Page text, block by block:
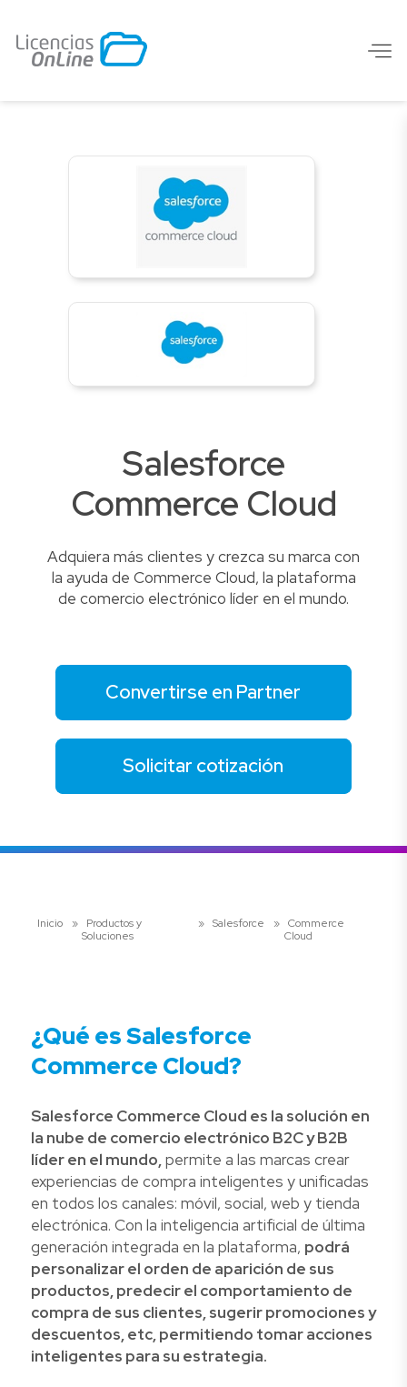
Salesforce
Commerce Cloud
Adquiera más clientes y crezca su marca con
la ayuda de Commerce Cloud, la plataforma
de comercio electrónico líder en el mundo.
Convertirse en Partner
Solicitar cotización
Inicio »
Productos y
Soluciones
» Salesforce » Commerce
Cloud
¿Qué es Salesforce
Commerce Cloud?
Salesforce Commerce Cloud es la solución en
la nube de comercio electrónico B2C y B2B
líder en el mundo,permite a las marcas crear
experiencias de compra inteligentes y unificadas
en todos los canales: móvil, social, web y tienda
electrónica. Con la inteligencia artificial de última
generación integrada en la plataforma, podrá
personalizar el orden de aparición de sus
productos, predecir el comportamiento de
compra de sus clientes, sugerir promociones y
descuentos, etc, permitiendo tomar acciones
inteligentes para su estrategia.